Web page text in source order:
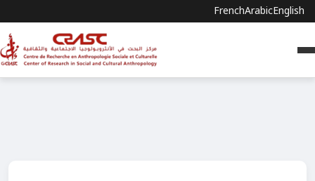
FrenchArabicEnglish